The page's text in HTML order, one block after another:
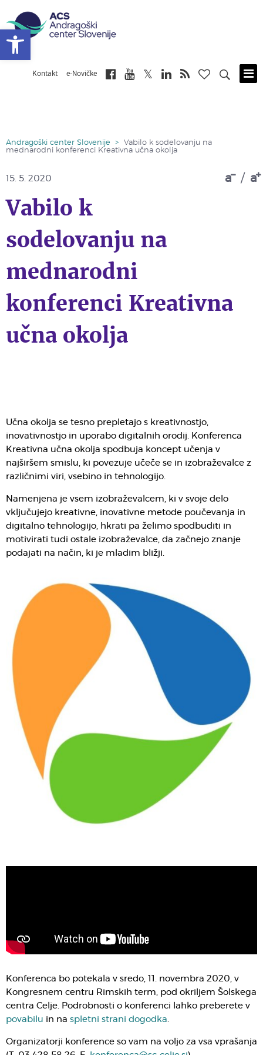
Kontakt e-Novičke
Andragoški center Slovenije >
Vabilo k sodelovanju na
mednarodni konferenci Kreativna učna okolja
a / a
15. 5. 2020
Vabilo k
sodelovanju na
mednarodni
konferenci Kreativna
učna okolja
Učna okolja se tesno prepletajo s kreativnostjo,
inovativnostjo in uporabo digitalnih orodij. Konferenca
Kreativna učna okolja spodbuja koncept učenja v
najširšem smislu, ki povezuje učeče se in izobraževalce z
različnimi viri, vsebino in tehnologijo.
Namenjena je vsem izobraževalcem, ki v svoje delo
vključujejo kreativne, inovativne metode poučevanja in
digitalno tehnologijo, hkrati pa želimo spodbuditi in
motivirati tudi ostale izobraževalce, da začnejo znanje
podajati na način, ki je mladim bližji.
Konferenca bo potekala v sredo, 11. novembra 2020, v
Kongresnem centru Rimskih term, pod okriljem Šolskega
centra Celje. Podrobnosti o konferenci lahko preberete v
povabilu in na spletni strani dogodka.
Organizatorji konference so vam na voljo za vsa vprašanja
Open toolbar